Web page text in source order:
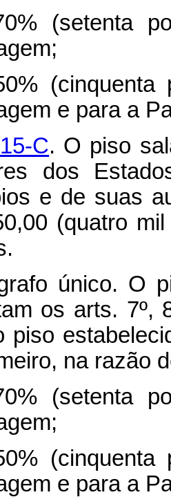
(setenta
(cinquenta
e para a
C. O piso
dos
e de suas
(quatro
único. O
os arts. 7º,
piso
na razão
(setenta
(cinquenta
e para a